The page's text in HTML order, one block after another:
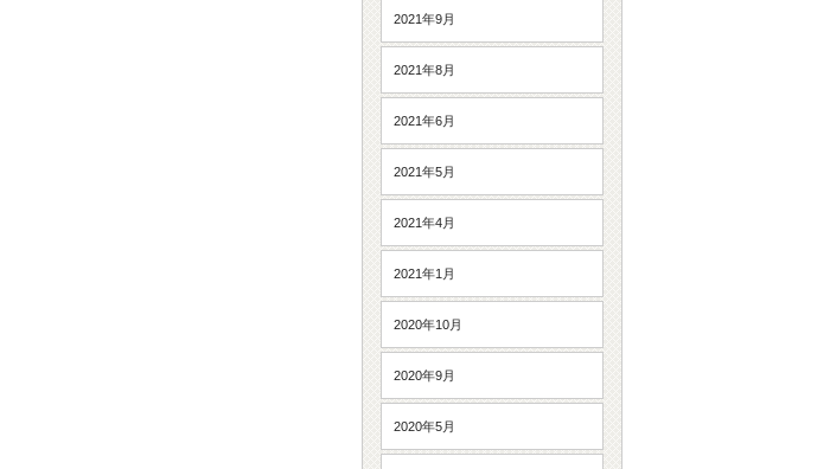
2021年9月
2021年8月
2021年6月
2021年5月
2021年4月
2021年1月
2020年10月
2020年9月
2020年5月